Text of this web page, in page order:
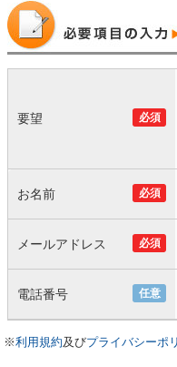
必須
要望
必須
お名前
必須
メールアドレス
任意
電話番号
※利用規約及びプライバシーポ